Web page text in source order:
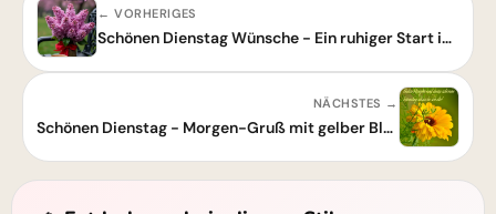
← VORHERIGES
Schönen Dienstag Wünsche - Ein ruhiger Start in den Tag
NÄCHSTES →
Schönen Dienstag - Morgen-Gruß mit gelber Blume